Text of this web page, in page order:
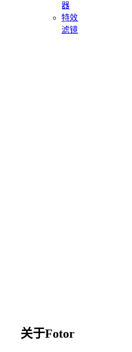
器
特效
滤镜
关于Fotor